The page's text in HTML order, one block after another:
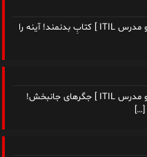
هادی احمدی (سروش): [ نویسنده، شاعر و مدرس ITIL ] کتابِ بدنمند! آینه را
هادی احمدی (سروش): [ نویسنده، شاعر و مدرس ITIL ] جگرهای جانبخش!
[…]